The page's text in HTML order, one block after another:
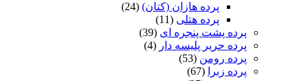
پرده هازان (کتان) (24)
پرده هتلی (11)
پرده پشت پنجره ای (39)
پرده حریر پلیسه دار
پرده رومن (53)
پرده زبرا